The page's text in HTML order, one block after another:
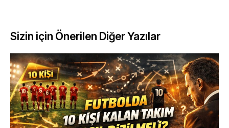
Sizin için Önerilen Diğer Yazılar